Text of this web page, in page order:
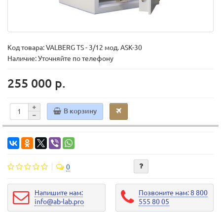
Код товара:VALBERG TS - 3/12 мод. ASK-30
Наличие: Уточняйте по телефону
255 000 р.
В корзину
0
Напишите нам:
info@ab-lab.pro
Позвоните нам: 8 800
555 80 05